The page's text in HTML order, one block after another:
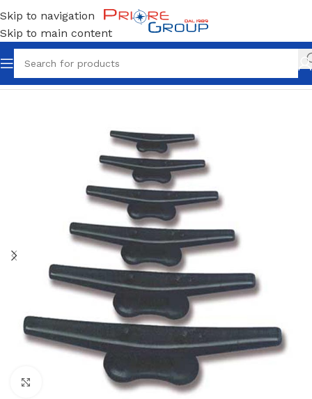
Skip to navigation
Skip to main content
Home Accessori
Click to enlarge